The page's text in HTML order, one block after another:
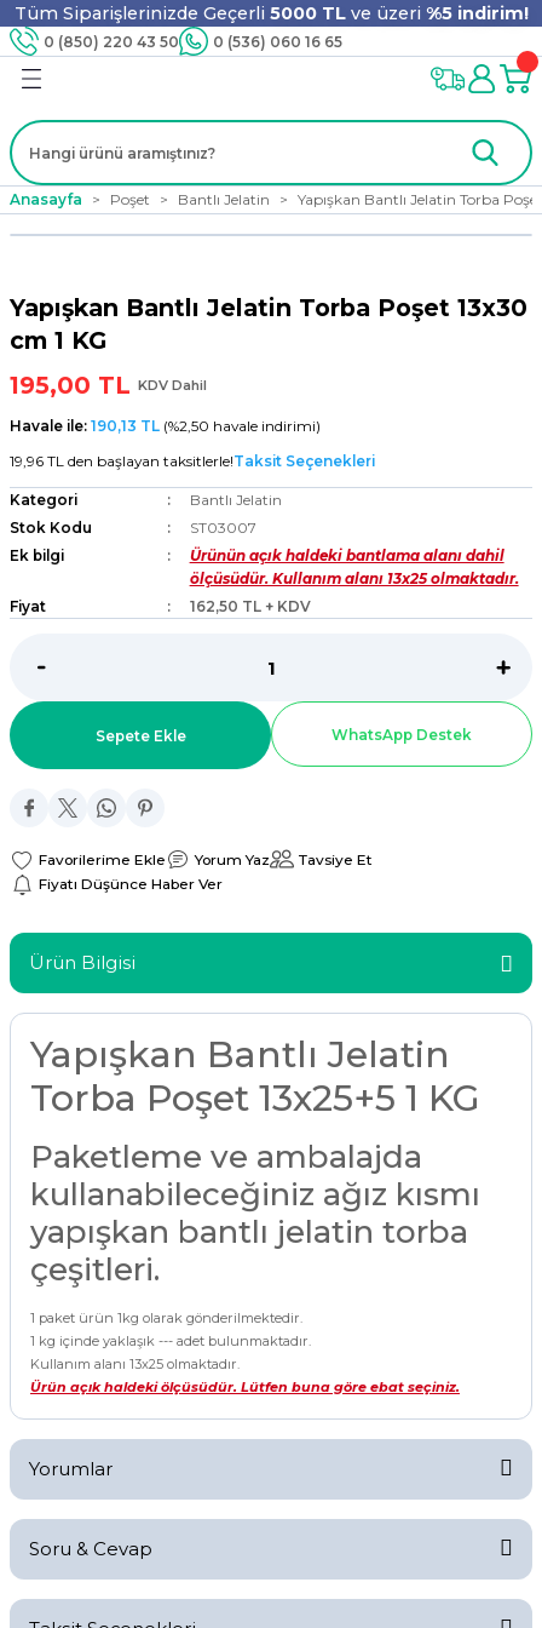
Tüm Siparişlerinizde Geçerli 5000 TLve üzeri %5 indirim!
0 (850) 220 43 50 0 (536) 060 16 65
Geri Dön
Geri Dön
Ürünleri
Geri Dön
Geri Dön
Tahta Karıştırıcı
Geri Dön
Geri Dön
Geri Dön
Geri Dön
Anasayfa Poşet Bantlı Jelatin Yapışkan Bantlı Jelatin Torba
Yapışkan Bantlı Jelatin Torba Poşet 13x30
cm 1 KG
195,00 TL KDV Dahil
Havale ile: 190,13 TL (%2,50 havale indirimi)
19,96 TL den başlayan taksitlerle!Taksit Seçenekleri
Kategori
Bantlı Jelatin
Stok Kodu
ST03007
Ek bilgi
Ürünün açık haldeki bantlama alanı dahil
ölçüsüdür. Kullanım alanı 13x25 olmaktadır.
Fiyat
162,50 TL + KDV
Sepete Ekle WhatsApp Destek
Yorum Yaz
Tavsiye Et
Fiyatı Düşünce Haber Ver
Ürün Bilgisi
Yapışkan Bantlı Jelatin
Torba Poşet 13x25+5 1 KG
Paketleme ve ambalajda
kullanabileceğiniz ağız kısmı
yapışkan bantlı jelatin torba
çeşitleri.
1 paket ürün 1kg olarak gönderilmektedir.
1 kg içinde yaklaşık --- adet bulunmaktadır.
Kullanım alanı 13x25 olmaktadır.
Ürün açık haldeki ölçüsüdür. Lütfen buna göre ebat seçiniz.
Yorumlar
Soru & Cevap